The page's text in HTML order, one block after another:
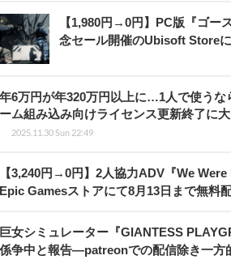
【1,980円→0円】PC版『ゴー
念セール開催のUbisoft Store
年6万円が年320万円以上に…1人で使う
ーム組み込み向けライセンス更新終了に
2025.11.30 Sun 22:49
【3,240円→0円】2人協力ADV『We
Epic Gamesストアにて8月13日まで無料
巨女シミュレーター『GIANTESS
係争中と報告―patreonでの配信除き一方